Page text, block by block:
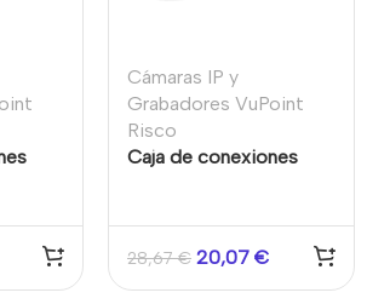
Cámaras IP y
Grabadores VuPoint
Risco
Caja de conexiones
28,67€ 20,07 €